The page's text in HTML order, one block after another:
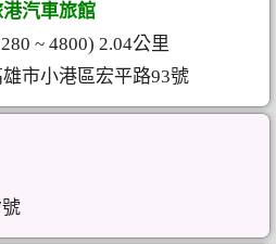
港汽車旅館
~ 4800) 2.04公里
雄市小港區宏平路93號